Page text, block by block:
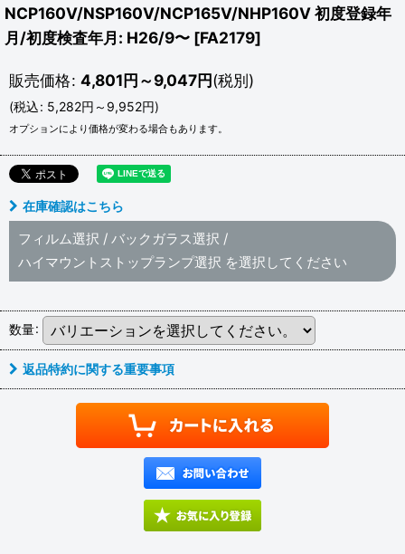
NCP160V/NSP160V/NCP165V/NHP160V 初度登録年
月/初度検査年月: H26/9〜 [FA2179]
販売価格: 4,801円～9,047円(税別)
(税込: 5,282円 ～9,952円)
オプションにより価格が変わる場合もあります。
在庫確認はこちら
フィルム選択 / バックガラス選択 /
ハイマウントストップランプ選択 を選択してください
数量:
返品特約に関する重要事項